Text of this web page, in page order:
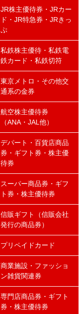
JR株主優待券・JRカー
ド・JR特急券・JRきっ
ぷ
私鉄株主優待・私鉄電
鉄カード・私鉄切符
東京メトロ・その他交
通系の金券
航空株主優待券
（ANA・JAL他）
デパート・百貨店商品
券・ギフト券・株主優
待券
スーパー商品券・ギフ
ト券・株主優待券
信販ギフト（信販会社
発行の商品券）
プリペイドカード
商業施設・ファッショ
ン雑貨関連券
専門店商品券・ギフト
券・株主優待券